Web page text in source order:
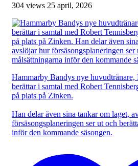
304 views 25 april, 2026
Hammarby Bandys nye huvudtränare,
berättar i samtal med Robert
på plats på Zinken.
Han delar även sina tankar om laget,
försäsongsplaneringen ser ut och
inför den kommande säsongen.